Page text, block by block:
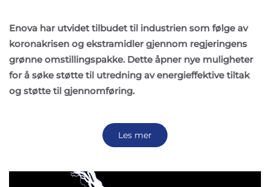
Enova har utvidet tilbudet til industrien som følge av
koronakrisen og ekstramidler gjennom regjeringens
grønne omstillingspakke. Dette åpner nye muligheter
for å søke støtte til utredning av energieffektive tiltak
og støtte til gjennomføring.
Les mer